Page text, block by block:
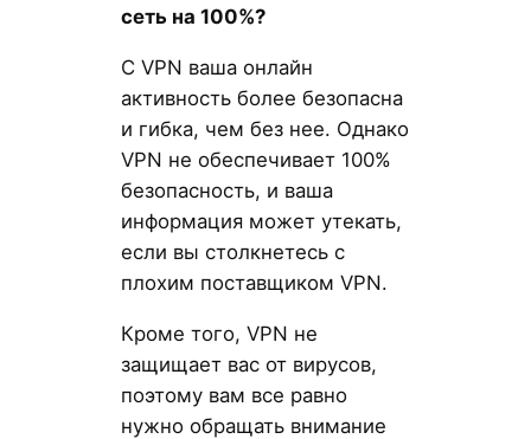
сеть на 100%?
С VPN ваша онлайн
активность более безопасна
и гибка, чем без нее. Однако
VPN не обеспечивает 100%
безопасность, и ваша
информация может утекать,
если вы столкнетесь с
плохим поставщиком VPN.
Кроме того, VPN не
защищает вас от вирусов,
поэтому вам все равно
нужно обращать внимание